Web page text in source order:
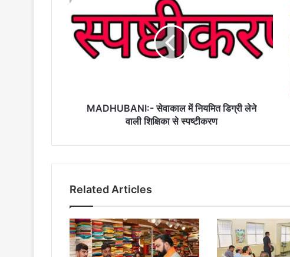
में
नियमित
डिग्री
स्पष्टीकरणMADHUBANI:- सेवाकाल में नियमित डिग्री लेने
वाली शिक्षिका से स्पष्टीकरण
Related Articles